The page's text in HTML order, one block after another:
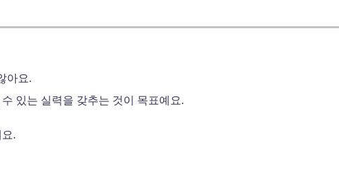
아요.
있는 실력을 갖추는 것이 목표예요.
.